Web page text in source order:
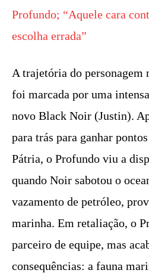
Profundo; “Aquele cara
escolha errada”
A trajetória do personagem
foi marcada por uma
novo Black Noir (Justin).
para trás para ganhar
Pátria, o Profundo viu a
quando Noir sabotou o
vazamento de petróleo,
marinha. Em retaliação, o
parceiro de equipe, mas
consequências: a fauna